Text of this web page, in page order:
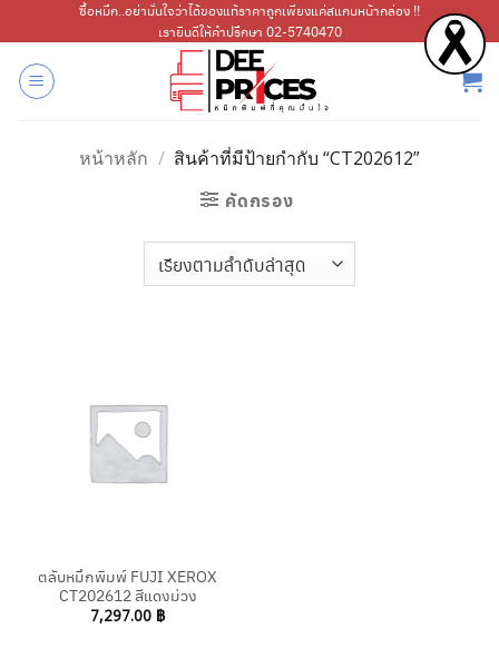
ไป
เนื้อหา
ซื้อหมึก..อย่ามั่นใจว่าได้ของแท้ราคาถูกเพียงแค่สแกนหน้ากล่อง !!
เรายินดีให้คำปรึกษา 02-5740470
หน้าหลัก / สินค้าที่มีป้ายกำกับ “CT202612”
คัดกรอง
ตลับหมึกพิมพ์ FUJI XEROX
CT202612 สีแดงม่วง
7,297.00 ฿